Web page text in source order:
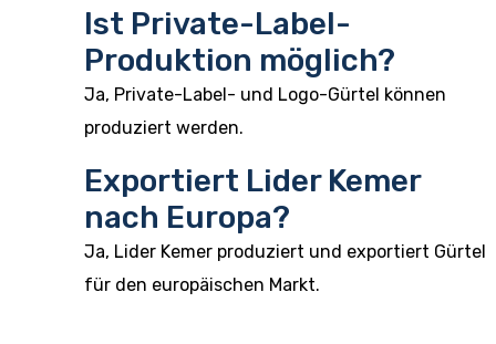
Ist Private-Label-
Produktion möglich?
Ja, Private-Label- und Logo-Gürtel können
produziert werden.
Exportiert Lider Kemer
nach Europa?
Ja, Lider Kemer produziert und exportiert Gürtel
für den europäischen Markt.